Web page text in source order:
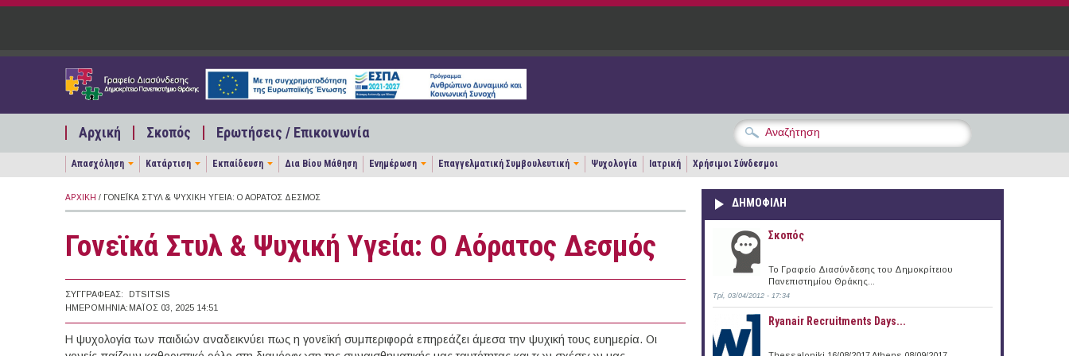
Παράκαμψη προς το κυρίως περιεχόμενο
Αρχική Σκοπός Ερωτήσεις / Επικοινωνία
Απασχόληση Κατάρτιση Εκπαίδευση Δια Βίου Μάθηση Ενημέρωση Επαγγελματική Συμβουλευτική Ψυχολογία Ιατρική Χρήσιμοι Σύνδεσμοι
ΑΡΧΙΚΉ / ΓΟΝΕΪΚΆ ΣΤΥΛ & ΨΥΧΙΚΉ ΥΓΕΊΑ: Ο ΑΌΡΑΤΟΣ ΔΕΣΜΌΣ
Γονεϊκά Στυλ & Ψυχική Υγεία: Ο Αόρατος Δεσμός
ΣΥΓΓΡΑΦΈΑΣ:
DTSITSIS
ΗΜΕΡΟΜΗΝΊΑ: ΜΆΙΟΣ 03, 2025 14:51
Η ψυχολογία των παιδιών αναδεικνύει πως η γονεϊκή συμπεριφορά επηρεάζει άμεσα την ψυχική τους ευημερία. Οι
ΔΗΜΟΦΙΛΗ
Σκοπός
Το Γραφείο Διασύνδεσης του Δημοκρίτειου
Πανεπιστημίου Θράκης...
Τρί, 03/04/2012 - 17:34
Ryanair Recruitments Days...